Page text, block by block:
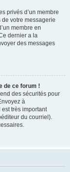
privés d’un membre
votre messagerie
membre en
dernier a la
des messages
de ce forum !
des sécurités pour
à
très important
du courriel).